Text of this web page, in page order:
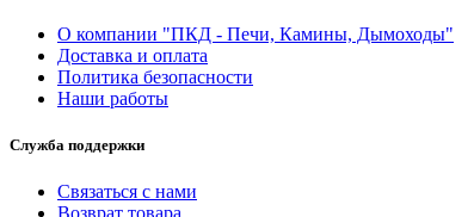
О компании "ПКД - Печи, Камины, Дымоходы"
Доставка и оплата
Политика безопасности
Наши работы
Служба поддержки
Связаться с нами